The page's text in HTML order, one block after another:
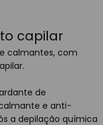
capilar
calmantes, com
de
e anti-
a depilação química